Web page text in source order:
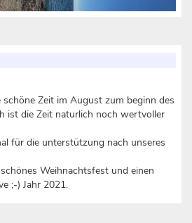
schöne Zeit im August zum beginn des
ist die Zeit naturlich noch wertvoller
für die unterstützung nach unseres
Weihnachtsfest und einen
;-) Jahr 2021.